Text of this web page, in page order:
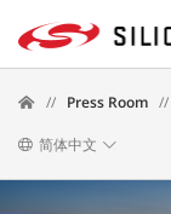
// Press Room //
简体中文